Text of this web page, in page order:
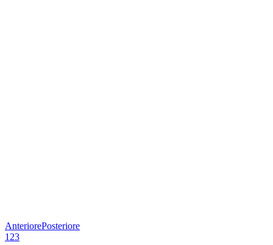
AnteriorePosteriore
1 23